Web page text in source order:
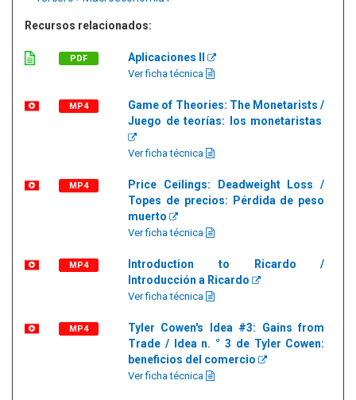
Recursos relacionados:
PDF Aplicaciones II
Ver ficha técnica
MP4
Game of Theories: The Monetarists /
Juego de teorías: los monetaristas
Ver ficha técnica
MP4
Price Ceilings: Deadweight Loss /
Topes de precios: Pérdida de peso
muerto
Ver ficha técnica
MP4
Introduction to Ricardo /
Introducción a Ricardo
Ver ficha técnica
MP4
Tyler Cowen's Idea #3: Gains from
Trade / Idea n. ° 3 de Tyler Cowen:
beneficios del comercio
Ver ficha técnica